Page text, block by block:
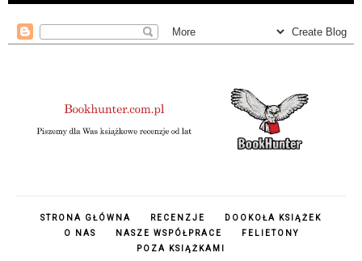
STRONA GŁÓWNA RECENZJE
DOOKOŁA KSIĄŻEK
O NAS
NASZE WSPÓŁPRACE
FELIETONY
POZA KSIĄŻKAMI